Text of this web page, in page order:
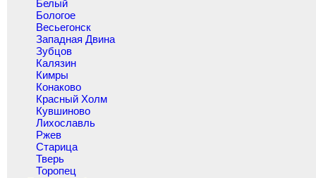
Белый
Бологое
Весьегонск
Западная Двина
Зубцов
Калязин
Кимры
Конаково
Красный Холм
Кувшиново
Лихославль
Ржев
Старица
Тверь
Торопец